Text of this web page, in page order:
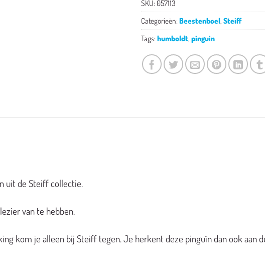
SKU: 057113
Categorieën: Beestenboel, Steiff
Tags: humboldt, pinguin
uit de Steiff collectie.
van te hebben.
kom je alleen bij Steiff tegen. Je herkent deze pinguïn dan ook aan